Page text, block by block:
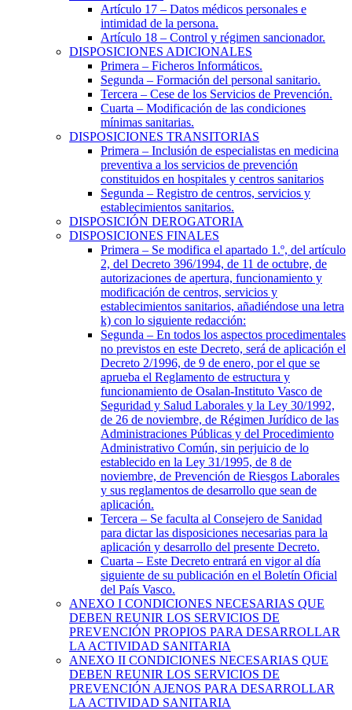
Artículo 17 – Datos médicos personales e
intimidad de la persona.
Artículo 18 – Control y régimen sancionador.
DISPOSICIONES ADICIONALES
Primera – Ficheros Informáticos.
Segunda – Formación del personal sanitario.
Tercera – Cese de los Servicios de Prevención.
Cuarta – Modificación de las condiciones
mínimas sanitarias.
DISPOSICIONES TRANSITORIAS
Primera – Inclusión de especialistas en medicina
preventiva a los servicios de prevención
constituidos en hospitales y centros sanitarios
Segunda – Registro de centros, servicios y
establecimientos sanitarios.
DISPOSICIÓN DEROGATORIA
DISPOSICIONES FINALES
Primera – Se modifica el apartado 1.º, del artículo
2, del Decreto 396/1994, de 11 de octubre, de
autorizaciones de apertura, funcionamiento y
modificación de centros, servicios y
establecimientos sanitarios, añadiéndose una letra
k) con lo siguiente redacción:
Segunda – En todos los aspectos procedimentales
no previstos en este Decreto, será de aplicación el
Decreto 2/1996, de 9 de enero, por el que se
aprueba el Reglamento de estructura y
funcionamiento de Osalan-Instituto Vasco de
Seguridad y Salud Laborales y la Ley 30/1992,
de 26 de noviembre, de Régimen Jurídico de las
Administraciones Públicas y del Procedimiento
Administrativo Común, sin perjuicio de lo
establecido en la Ley 31/1995, de 8 de
noviembre, de Prevención de Riesgos Laborales
y sus reglamentos de desarrollo que sean de
aplicación.
Tercera – Se faculta al Consejero de Sanidad
para dictar las disposiciones necesarias para la
aplicación y desarrollo del presente Decreto.
Cuarta – Este Decreto entrará en vigor al día
siguiente de su publicación en el Boletín Oficial
del País Vasco.
ANEXO I CONDICIONES NECESARIAS QUE
DEBEN REUNIR LOS SERVICIOS DE
PREVENCIÓN PROPIOS PARA DESARROLLAR
LA ACTIVIDAD SANITARIA
ANEXO II CONDICIONES NECESARIAS QUE
DEBEN REUNIR LOS SERVICIOS DE
PREVENCIÓN AJENOS PARA DESARROLLAR
LA ACTIVIDAD SANITARIA